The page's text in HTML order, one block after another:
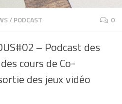
/PODCAST 0
– Podcast des
cours de Co-
des jeux vidéo